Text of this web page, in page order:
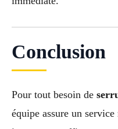
Conclusion
Pour tout besoin de
équipe assure un